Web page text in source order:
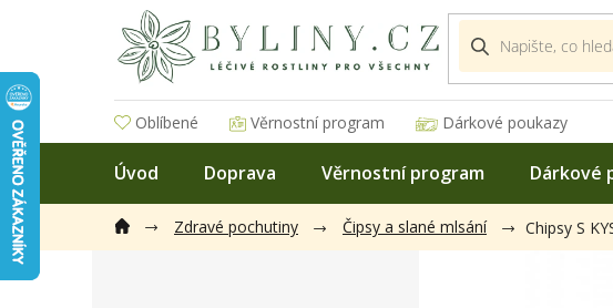
Oblíbené Věrnostní program Dárkové poukazy
Úvod Doprava Věrnostní program Dárkové
Zdravé pochutiny Čipsy a slané mlsání Chipsy S